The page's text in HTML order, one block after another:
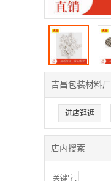
吉昌包装材料厂
进店逛逛
店内搜索
关键字: